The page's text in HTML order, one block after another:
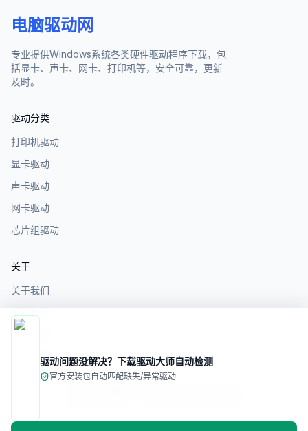
驱动问题没解决？下载驱动大师自动检测
官方安装包自动匹配缺失/异常驱动
电脑驱动网
专业提供Windows系统各类硬件驱动程序下载，包
括显卡、声卡、网卡、打印机等，安全可靠，更新
及时。
驱动分类
打印机驱动
显卡驱动
声卡驱动
网卡驱动
芯片组驱动
关于
关于我们
隐私政策
免责声明